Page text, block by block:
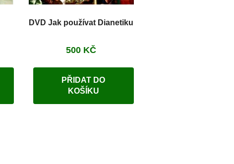
DVD Jak používat Dianetiku
500 KČ
PŘIDAT DO
KOŠÍKU